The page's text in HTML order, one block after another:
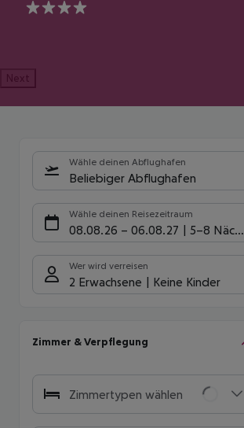
4
Next
Wähle deinen Abflughafen
Beliebiger Abflughafen
Wähle deinen Reisezeitraum
08.08.26 – 06.08.27 5-8 Nächte
Wer wird verreisen
2 Erwachsene Keine Kinder
Zimmer & Verpflegung
Zimmertypen wählen